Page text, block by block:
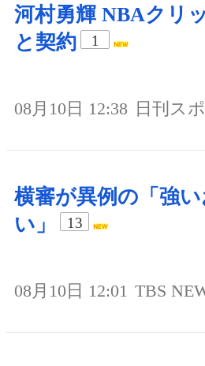
河村勇輝 NBAクリ
と契約
1
08月10日 12:38 日刊ス
横審が異例の「強
い」
13
08月10日 12:01 TBS